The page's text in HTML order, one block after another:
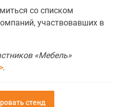
со списком
участвовавших в
«Мебель»
.
стенд